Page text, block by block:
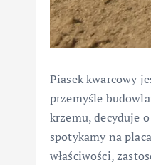
Piasek kwarcowy
przemyśle
krzemu, decyduje
spotykamy na
właściwości,